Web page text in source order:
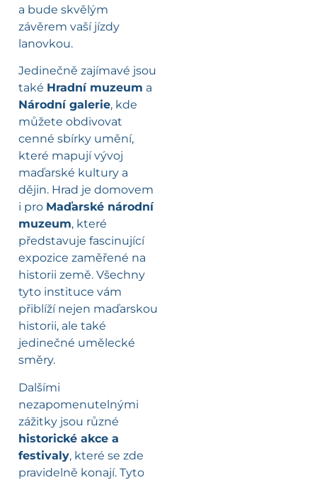
a bude skvělým
závěrem vaší jízdy
lanovkou.
Jedinečně zajímavé jsou
také Hradní muzeum a
Národní galerie, kde
můžete obdivovat
cenné sbírky umění,
které mapují vývoj
maďarské kultury a
dějin. Hrad je domovem
i pro Maďarské národní
muzeum, které
představuje fascinující
expozice zaměřené na
historii země. Všechny
tyto instituce vám
přiblíží nejen maďarskou
historii, ale také
jedinečné umělecké
směry.
Dalšími
nezapomenutelnými
zážitky jsou různé
historické akce a
festivaly, které se zde
pravidelně konají. Tyto